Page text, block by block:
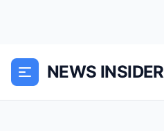
NEWS INSIDER